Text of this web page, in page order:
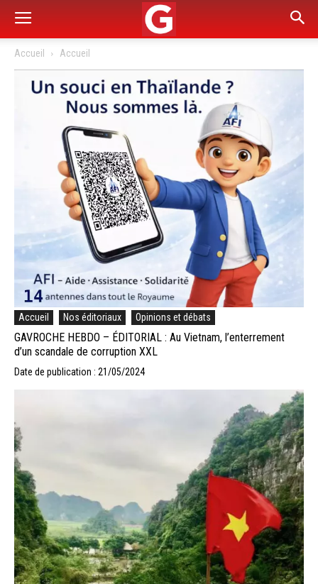
Accueil Accueil
Accueil Nos éditoriaux Opinions et débats
GAVROCHE HEBDO – ÉDITORIAL : Au Vietnam, l’enterrement
d’un scandale de corruption XXL
Date de publication : 21/05/2024